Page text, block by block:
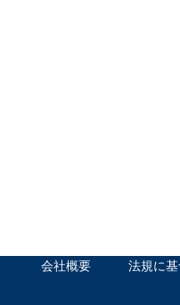
会社概要 法規に